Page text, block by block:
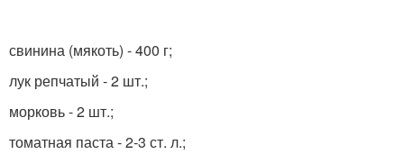
свинина (мякоть) - 400 г;
лук репчатый - 2 шт.;
морковь - 2 шт.;
томатная паста - 2-3 ст. л.;